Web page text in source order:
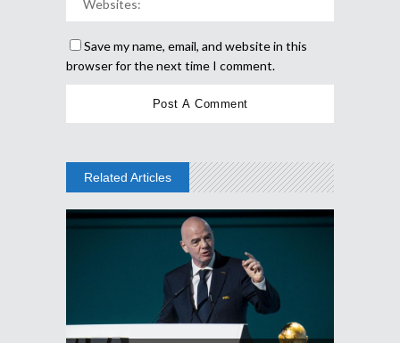
Save my name, email, and website in this
browser for the next time I comment.
Related Articles